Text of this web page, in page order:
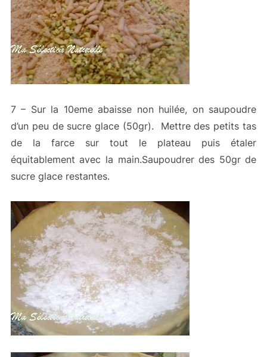
7 – Sur la 10eme abaisse non huilée, on saupoudre
d’un peu de sucre glace (50gr). Mettre des petits tas
de la farce sur tout le plateau puis étaler
équitablement avec la main.Saupoudrer des 50gr de
sucre glace restantes.